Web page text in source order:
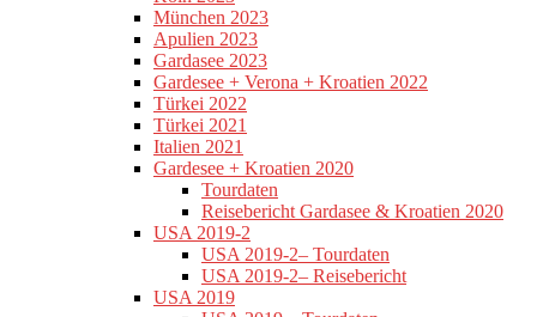
München 2023
Apulien 2023
Gardasee 2023
Gardesee + Verona + Kroatien 2022
Türkei 2022
Türkei 2021
Italien 2021
Gardesee + Kroatien 2020
Tourdaten
Reisebericht Gardasee & Kroatien 2020
USA 2019-2
USA 2019-2– Tourdaten
USA 2019-2– Reisebericht
USA 2019